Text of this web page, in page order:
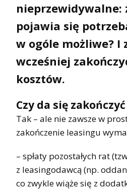
nieprzewidywalne:
pojawia się
w ogóle możliwe? I
wcześniej
kosztów.
Czy da się
Tak – ale nie zawsze w
zakończenie leasingu
– spłaty pozostałych rat
z leasingodawcą (np.
co zwykle wiąże się z